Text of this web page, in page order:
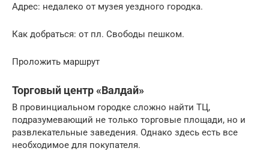
Адрес: недалеко от музея уездного городка.
Как добраться: от пл. Свободы пешком.
Проложить маршрут
Торговый центр «Валдай»
В провинциальном городке сложно найти ТЦ,
подразумевающий не только торговые площади, но и
развлекательные заведения. Однако здесь есть все
необходимое для покупателя.